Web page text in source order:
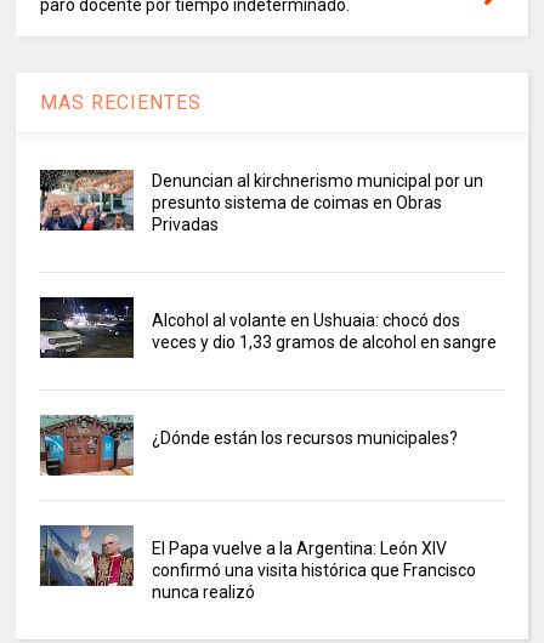
paro docente por tiempo indeterminado.
MAS RECIENTES
Denuncian al kirchnerismo municipal por un
presunto sistema de coimas en Obras
Privadas
Alcohol al volante en Ushuaia: chocó dos
veces y dio 1,33 gramos de alcohol en sangre
¿Dónde están los recursos municipales?
El Papa vuelve a la Argentina: León XIV
confirmó una visita histórica que Francisco
nunca realizó